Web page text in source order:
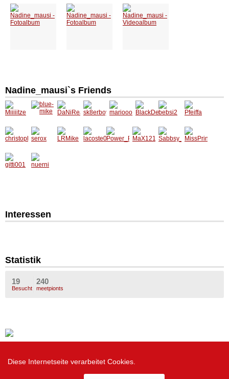
Diese Internetseite verarbeitet Cookies.
Nadine_mausi`s Friends
Interessen
Statistik
19
Besucht
240
meetpionts